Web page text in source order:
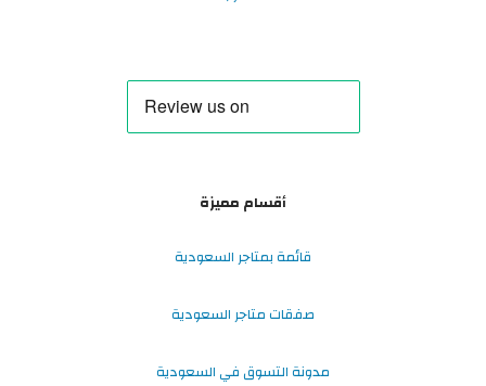
أقسام مميزة
قائمة بمتاجر السعودية
صفقات متاجر السعودية
مدونة التسوق في السعودية